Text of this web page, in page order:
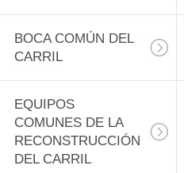
BOCA COMÚN DEL
CARRIL
EQUIPOS
COMUNES DE LA
RECONSTRUCCIÓN
DEL CARRIL